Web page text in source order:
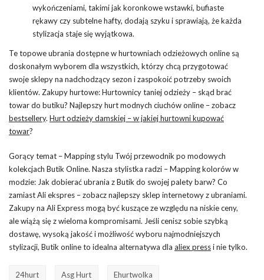
wykończeniami, takimi jak koronkowe wstawki, bufiaste
rękawy czy subtelne hafty, dodają szyku i sprawiają, że każda
stylizacja staje się wyjątkowa.
Te topowe ubrania dostępne w hurtowniach odzieżowych online są
doskonałym wyborem dla wszystkich, którzy chcą przygotować
swoje sklepy na nadchodzący sezon i zaspokoić potrzeby swoich
klientów. Zakupy hurtowe: Hurtownicy taniej odzieży – skąd brać
towar do butiku? Najlepszy hurt modnych ciuchów online – zobacz
bestsellery. Hurt odzieży damskiej – w jakiej hurtowni kupować
towar?
Gorący temat – Mapping stylu Twój przewodnik po modowych
kolekcjach Butik Online. Nasza stylistka radzi – Mapping kolorów w
modzie: Jak dobierać ubrania z Butik do swojej palety barw? Co
zamiast Ali ekspres – zobacz najlepszy sklep internetowy z ubraniami.
Zakupy na Ali Express mogą być kuszące ze względu na niskie ceny,
ale wiążą się z wieloma kompromisami. Jeśli cenisz sobie szybką
dostawę, wysoką jakość i możliwość wyboru najmodniejszych
stylizacji, Butik online to idealna alternatywa dla aliex pressi nie tylko.
24hurt Asg Hurt Ehurtwolka